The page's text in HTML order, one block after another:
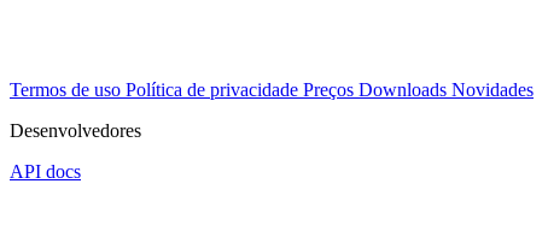
Termos de uso Política de privacidade Preços Downloads Novidades
Desenvolvedores
API docs